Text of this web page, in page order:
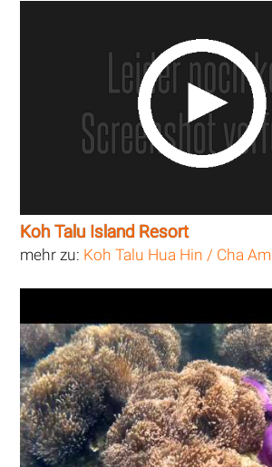
Koh Talu Island Resort
mehr zu: Koh Talu Hua Hin / Cha Am